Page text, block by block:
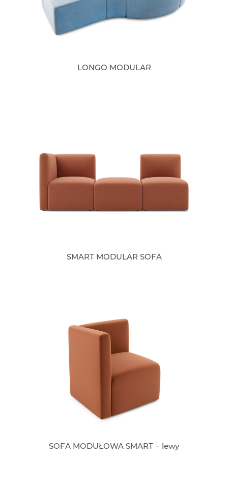
LONGO MODULAR
SMART MODULAR SOFA
SOFA MODUŁOWA SMART − lewy